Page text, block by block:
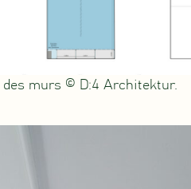
des murs © D:4 Architektur.